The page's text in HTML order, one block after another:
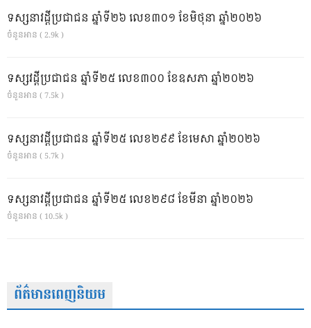
ទស្សនាវដ្ដីប្រជាជន ឆ្នាំទី២៦ លេខ៣០១ ខែមិថុនា ឆ្នាំ២០២៦
ចំនួនអាន ( 2.9k )
ទស្សវដ្តីប្រជាជន ឆ្នាំទី២៥ លេខ៣០០ ខែឧសភា ឆ្នាំ២០២៦
ចំនួនអាន ( 7.5k )
ទស្សនាវដ្ដីប្រជាជន ឆ្នាំទី២៥ លេខ២៩៩ ខែមេសា ឆ្នាំ២០២៦
ចំនួនអាន ( 5.7k )
ទស្សនាវដ្ដីប្រជាជន ឆ្នាំទី២៥ លេខ២៩៨ ខែមីនា ឆ្នាំ២០២៦
ចំនួនអាន ( 10.5k )
ព័ត៌មានពេញនិយម